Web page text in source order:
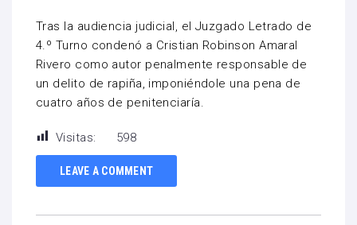
Tras la audiencia judicial, el Juzgado Letrado de
4.º Turno condenó a Cristian Robinson Amaral
Rivero como autor penalmente responsable de
un delito de rapiña, imponiéndole una pena de
cuatro años de penitenciaría.
Visitas: 598
LEAVE A COMMENT